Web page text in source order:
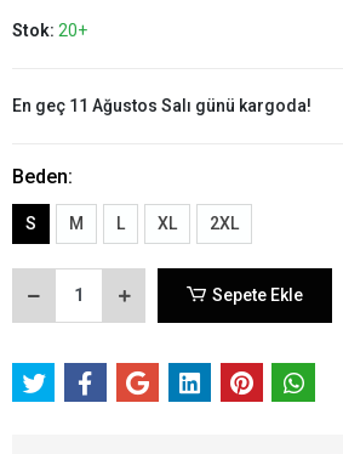
Stok: 20+
En geç 11 Ağustos Salı günü kargoda!
Beden:
S M L XL 2XL
Sepete Ekle